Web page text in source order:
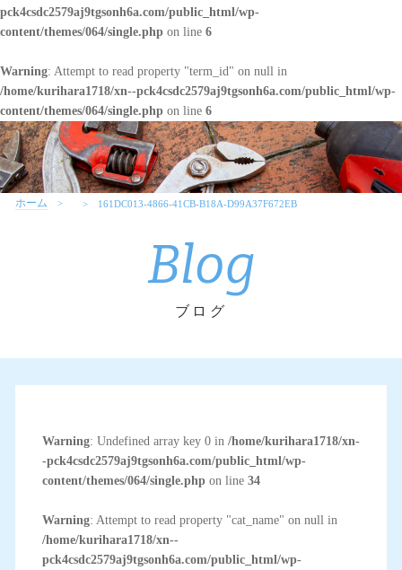
pck4csdc2579aj9tgsonh6a.com/public_html/wp-
content/themes/064/single.php on line 6
Warning: Attempt to read property "term_id" on null in
/home/kurihara1718/xn--pck4csdc2579aj9tgsonh6a.com/public_html/wp-
content/themes/064/single.php on line 6
ホーム 161DC013-4866-41CB-B18A-D99A37F672EB
Blog
ブログ
Warning: Undefined array key 0 in /home/kurihara1718/xn-
-pck4csdc2579aj9tgsonh6a.com/public_html/wp-
content/themes/064/single.phpon line 34
Warning: Attempt to read property "cat_name" on null in
/home/kurihara1718/xn--
pck4csdc2579aj9tgsonh6a.com/public_html/wp-